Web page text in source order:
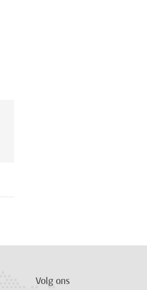
Volg ons